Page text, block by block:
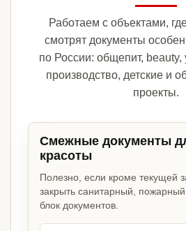
Работаем с объектами,
смотрят документы
по России: общепит, beauty,
производство, детские и
проекты.
Смежные документы
красоты
Полезно, если кроме текущей
закрыть санитарный,
блок документов.